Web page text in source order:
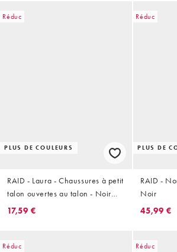
Réduc
PLUS DE COULEURS
RAID - Laura - Chaussures à petit
talon ouvertes au talon - Noir
verni
17,59 €
Réduc
PLUS DE
RAID -
Noir
45,99 €
Réduc Réduc